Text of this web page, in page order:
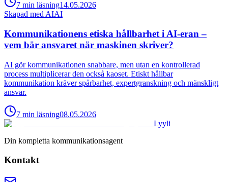
7 min läsning14.05.2026
Skapad med AIAI
Kommunikationens etiska hållbarhet i AI-eran –
vem bär ansvaret när maskinen skriver?
AI gör kommunikationen snabbare, men utan en kontrollerad
process multiplicerar den också kaoset. Etiskt hållbar
kommunikation kräver spårbarhet, expertgranskning och mänskligt
ansvar.
7 min läsning08.05.2026
Lyyli
Din kompletta kommunikationsagent
Kontakt